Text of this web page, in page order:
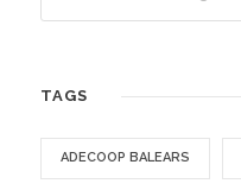
TAGS
ADECOOP BALEARS